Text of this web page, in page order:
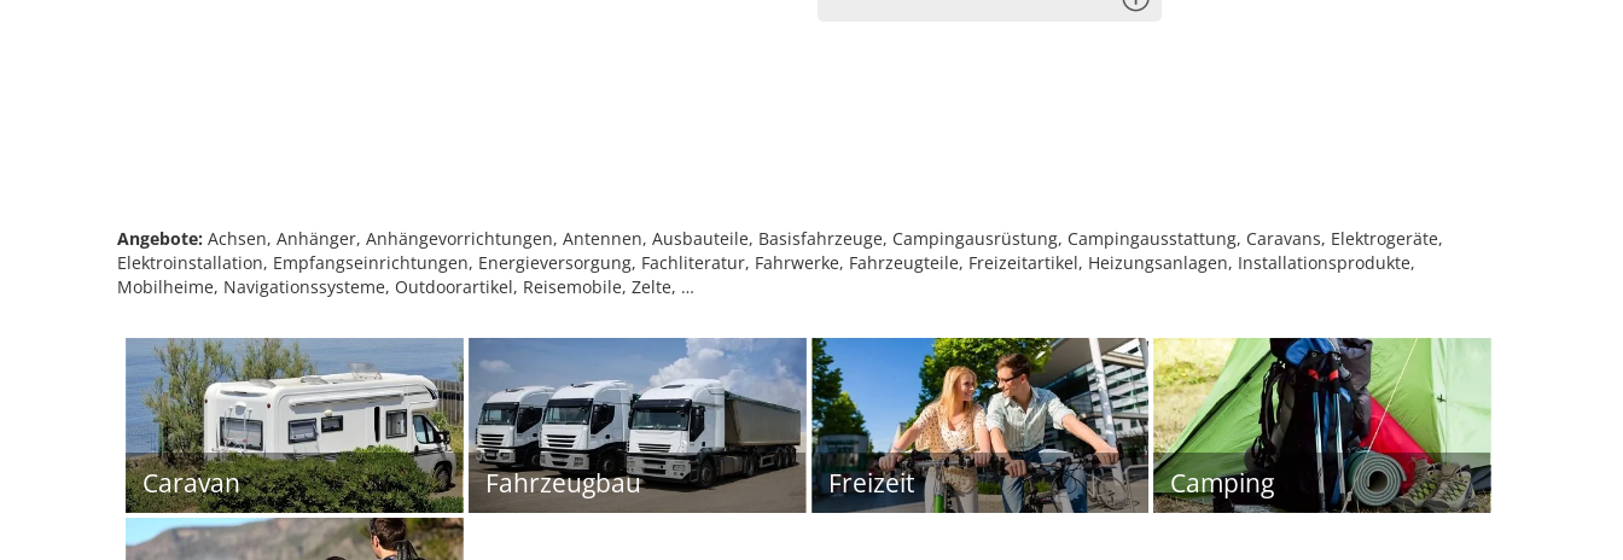
Angebote: Achsen, Anhänger, Anhängevorrichtungen, Antennen, Ausbauteile, Basisfahrzeuge, Campingausrüstung, Campingausstattung, Caravans, Elektrogeräte,
Elektroinstallation, Empfangseinrichtungen, Energieversorgung, Fachliteratur, Fahrwerke, Fahrzeugteile, Freizeitartikel, Heizungsanlagen, Installationsprodukte,
Mobilheime, Navigationssysteme, Outdoorartikel, Reisemobile, Zelte, …
Caravan Fahrzeugbau Freizeit Camping